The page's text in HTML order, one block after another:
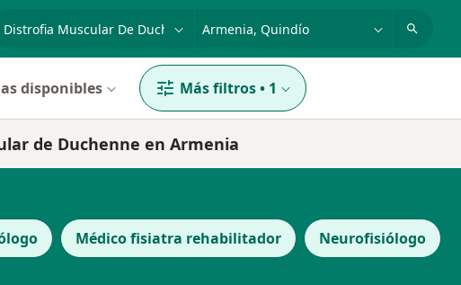
disponibles Más filtros• 1
de Duchenne en Armenia
Médico fisiatra rehabilitador Neurofisiólogo